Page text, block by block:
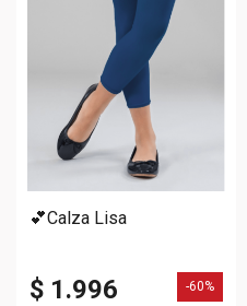
💕Calza Lisa
$ 1.996 -60%